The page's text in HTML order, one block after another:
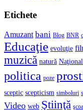
Etichete
Amuzant bani Blog BNR
Educaţie evoluţie
muzică natură
politica poze
sceptic scepticism simboluri
Video web Ştiinţă